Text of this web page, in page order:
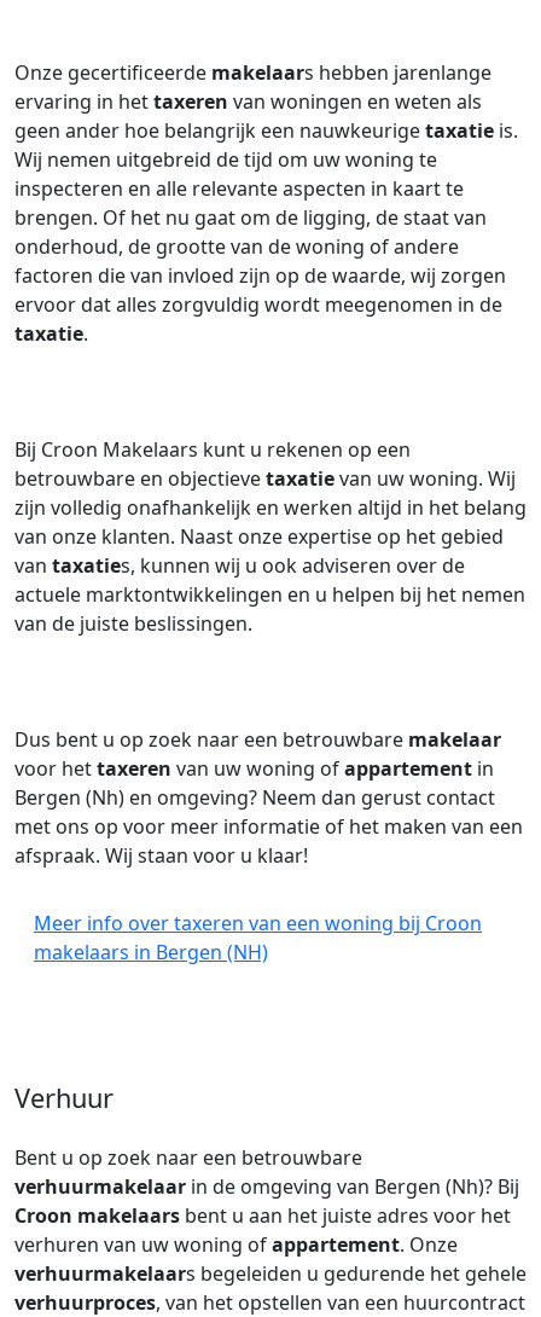
Onze gecertificeerde makelaars hebben jarenlange
ervaring in hettaxeren van woningen en weten als
geen ander hoe belangrijk een nauwkeurigetaxatie is.
Wij nemen uitgebreid de tijd om uw woning te
inspecteren en alle relevante aspecten in kaart te
brengen. Of het nu gaat om de ligging, de staat van
onderhoud, de grootte van de woning of andere
factoren die van invloed zijn op de waarde, wij zorgen
ervoor dat alles zorgvuldig wordt meegenomen in de
taxatie.
Bij Croon Makelaars kunt u rekenen op een
betrouwbare en objectievetaxatievan uw woning. Wij
zijn volledig onafhankelijk en werken altijd in het belang
van onze klanten. Naast onze expertise op het gebied
van taxaties, kunnen wij u ook adviseren over de
actuele marktontwikkelingen en u helpen bij het nemen
van de juiste beslissingen.
Dus bent u op zoek naar een betrouwbare makelaar
voor hettaxeren van uw woning ofappartement in
Bergen (Nh) en omgeving? Neem dan gerust contact
met ons op voor meer informatie of het maken van een
afspraak. Wij staan voor u klaar!
Meer info over taxeren van een woning bij Croon
makelaars in Bergen (NH)
Verhuur
Bent u op zoek naar een betrouwbare
verhuurmakelaar in de omgeving van Bergen (Nh)? Bij
Croon makelaars bent u aan het juiste adres voor het
verhuren van uw woning ofappartement. Onze
verhuurmakelaars begeleiden u gedurende het gehele
verhuurproces, van het opstellen van een huurcontract